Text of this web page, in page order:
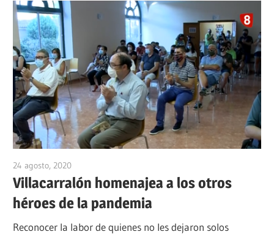
24 agosto, 2020
Villacarralón homenajea a los otros
héroes de la pandemia
Reconocer la labor de quienes no les dejaron solos